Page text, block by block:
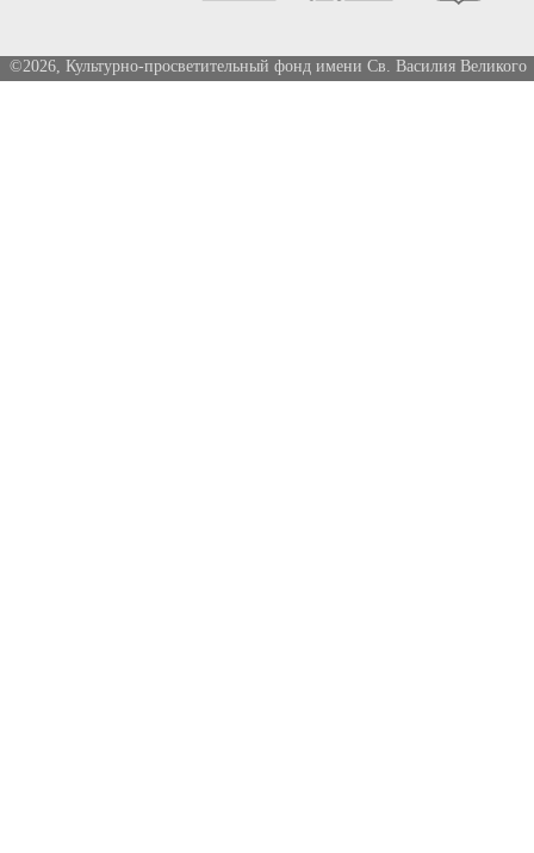
©2026, Культурно-просветительный фонд имени Св. Василия Великого